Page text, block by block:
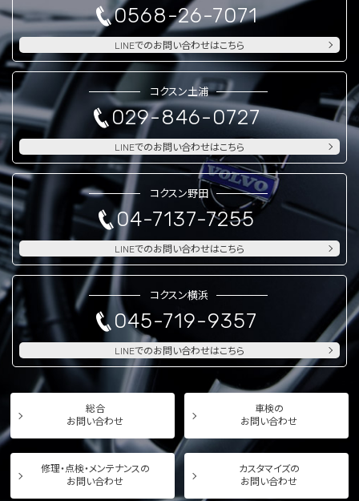
0568-26-7071
LINEでのお問い合わせはこちら
コクスン土浦
029-846-0727
LINEでのお問い合わせはこちら
コクスン野田
04-7137-7255
LINEでのお問い合わせはこちら
コクスン横浜
045-719-9357
LINEでのお問い合わせはこちら
総合
お問い合わせ
車検の
お問い合わせ
修理・点検・メンテナンスの
お問い合わせ
カスタマイズの
お問い合わせ